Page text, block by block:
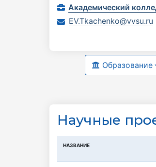
Академический
EV.Tkachenko@vvsu.ru
Образование
Научные
НАЗВАНИЕ